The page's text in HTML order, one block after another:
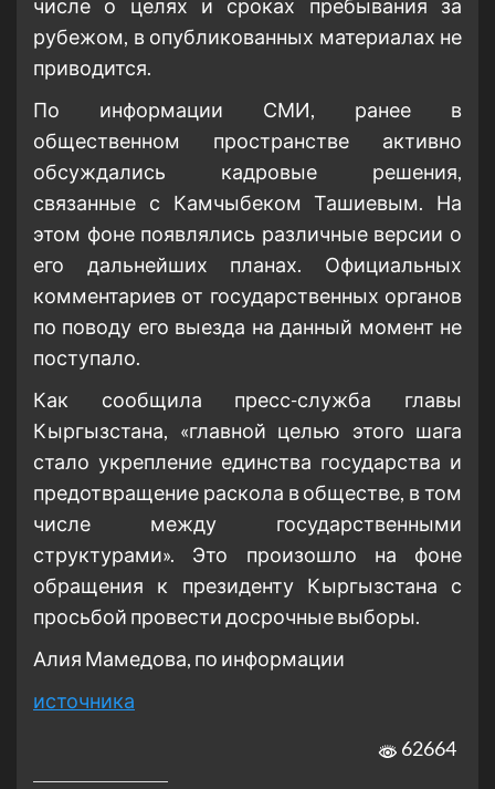
числе о целях и сроках пребывания за
рубежом, в опубликованных материалах не
приводится.
По информации СМИ, ранее в
общественном пространстве активно
обсуждались кадровые решения,
связанные с Камчыбеком Ташиевым. На
этом фоне появлялись различные версии о
его дальнейших планах. Официальных
комментариев от государственных органов
по поводу его выезда на данный момент не
поступало.
Как сообщила пресс-служба главы
Кыргызстана, «главной целью этого шага
стало укрепление единства государства и
предотвращение раскола в обществе, в том
числе между государственными
структурами». Это произошло на фоне
обращения к президенту Кыргызстана с
просьбой провести досрочные выборы.
Алия Мамедова, по информации
источника
62664